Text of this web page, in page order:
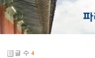
글 수 4